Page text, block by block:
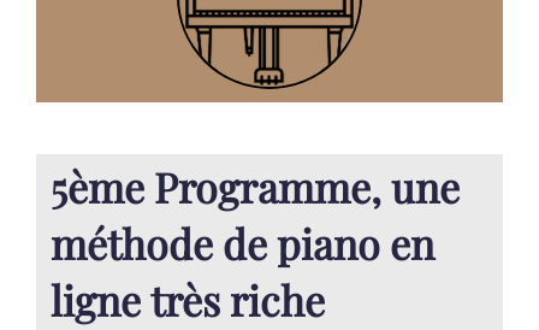
5ème Programme, une
méthode de piano en
ligne très riche